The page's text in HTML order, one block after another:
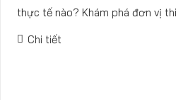
thực tế nào? Khám phá đơn vị
Chi tiết